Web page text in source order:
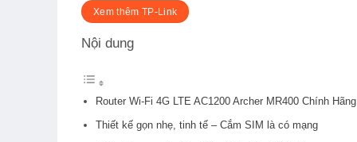
Xem thêm TP-Link
Nội dung
Router Wi-Fi 4G LTE AC1200 Archer MR400 Chính Hãng
Thiết kế gọn nhẹ, tinh tế – Cắm SIM là có mạng